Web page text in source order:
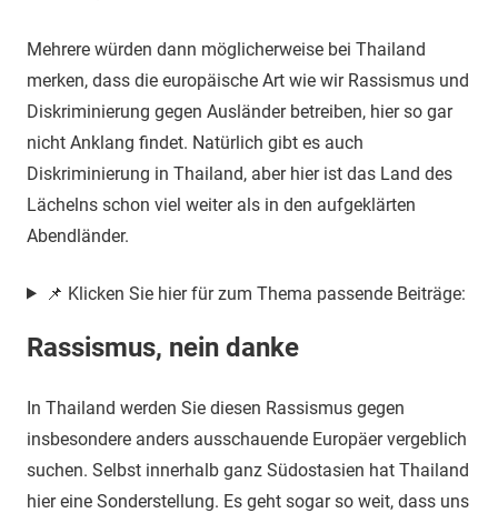
Mehrere würden dann möglicherweise bei Thailand
merken, dass die europäische Art wie wir Rassismus und
Diskriminierung gegen Ausländer betreiben, hier so gar
nicht Anklang findet. Natürlich gibt es auch
Diskriminierung in Thailand, aber hier ist das Land des
Lächelns schon viel weiter als in den aufgeklärten
Abendländer.
📌 Klicken Sie hier für zum Thema passende Beiträge:
Rassismus, nein danke
In Thailand werden Sie diesen Rassismus gegen
insbesondere anders ausschauende Europäer vergeblich
suchen. Selbst innerhalb ganz Südostasien hat Thailand
hier eine Sonderstellung. Es geht sogar so weit, dass uns